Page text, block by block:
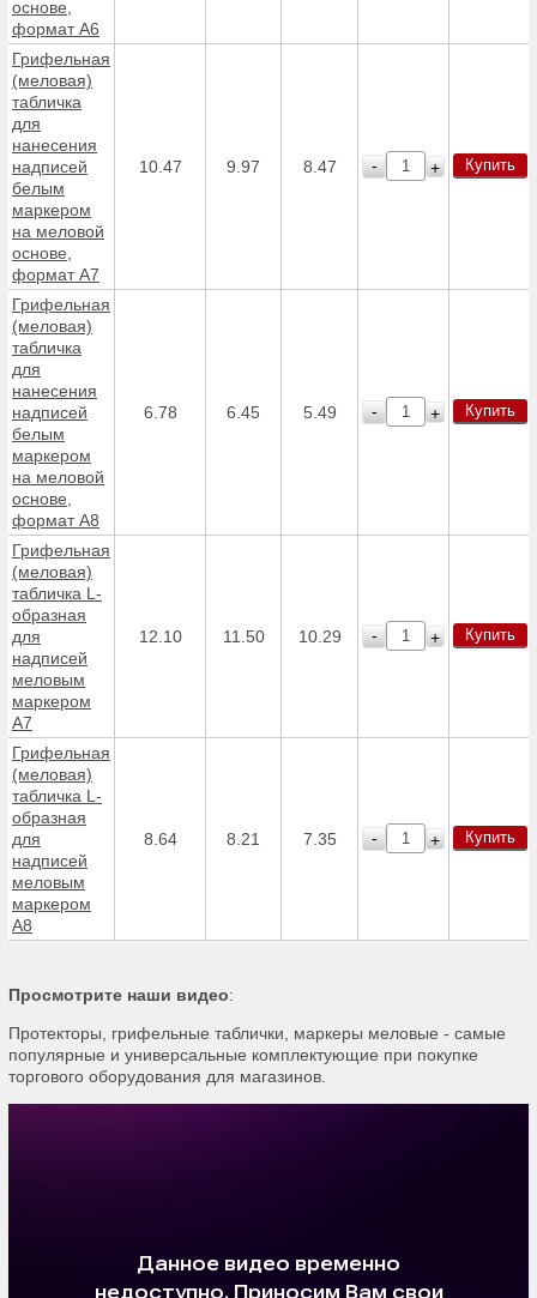
основе,
формат А6
Грифельная
(меловая)
табличка
для
нанесения
надписей
белым
маркером
на меловой
основе,
формат А7
10.47 9.97 8.47 - + Купить
Грифельная
(меловая)
табличка
для
нанесения
надписей
белым
маркером
на меловой
основе,
формат А8
6.78 6.45 5.49 - + Купить
Грифельная
(меловая)
табличка L-
образная
для
надписей
меловым
маркером
A7
12.10 11.50 10.29 - + Купить
Грифельная
(меловая)
табличка L-
образная
для
надписей
меловым
маркером
A8
8.64 8.21 7.35 - + Купить
Просмотрите наши видео:
Протекторы, грифельные таблички, маркеры меловые - самые
популярные и универсальные комплектующие при покупке
торгового оборудования для магазинов.